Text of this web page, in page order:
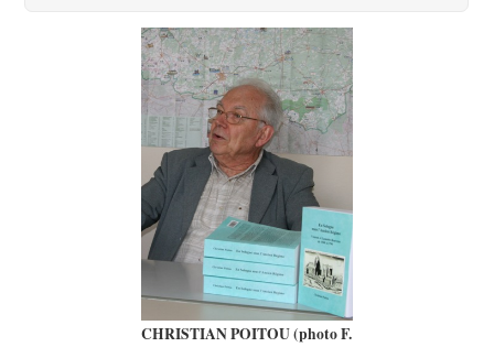
CHRISTIAN POITOU (photo F.